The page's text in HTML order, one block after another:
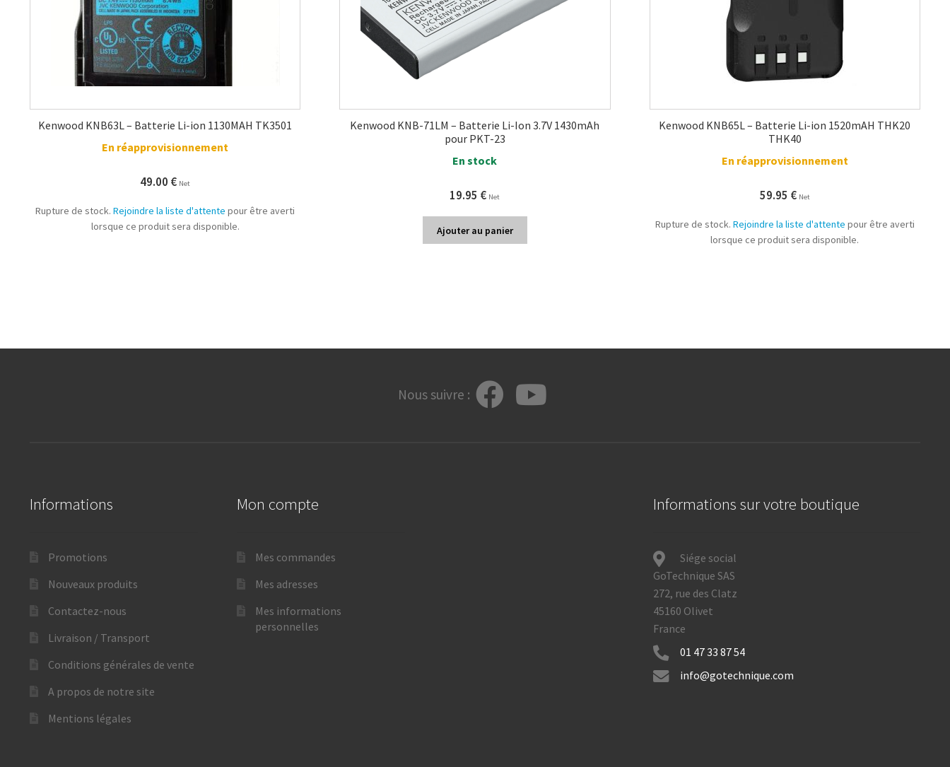
Kenwood KNB63L – Batterie Li-ion 1130MAH TK3501
En réapprovisionnement
49.00 € Net
Rupture de stock.Rejoindre la liste d'attente pour être averti
lorsque ce produit sera disponible.
Kenwood KNB-71LM – Batterie Li-Ion 3.7V 1430mAh
pour PKT-23
En stock
19.95 € Net
Ajouter au panier
Kenwood KNB65L – Batterie Li-ion 1520mAH THK20
THK40
En réapprovisionnement
59.95 € Net
Rupture de stock. Rejoindre la liste d'attente pour être averti
lorsque ce produit sera disponible.
Nous suivre :
Informations
Promotions
Nouveaux produits
Contactez-nous
Livraison / Transport
Conditions générales de vente
A propos de notre site
Mentions légales
Mon compte
Mes commandes
Mes adresses
Mes informations
personnelles
Informations sur votre boutique
Siége social
GoTechnique SAS
272, rue des Clatz
45160 Olivet
France
01 47 33 87 54
info@gotechnique.com